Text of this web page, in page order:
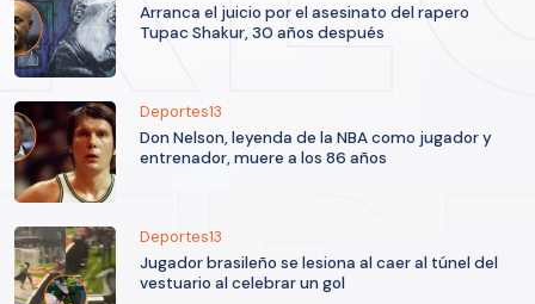
Arranca el juicio por el asesinato del rapero
Tupac Shakur, 30 años después
Deportes13
Don Nelson, leyenda de la NBA como jugador y
entrenador, muere a los 86 años
Deportes13
Jugador brasileño se lesiona al caer al túnel del
vestuario al celebrar un gol